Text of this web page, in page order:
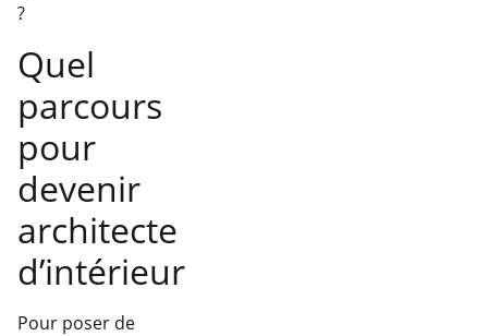
?
Quel
parcours
pour
devenir
architecte
d’intérieur
Pour poser de